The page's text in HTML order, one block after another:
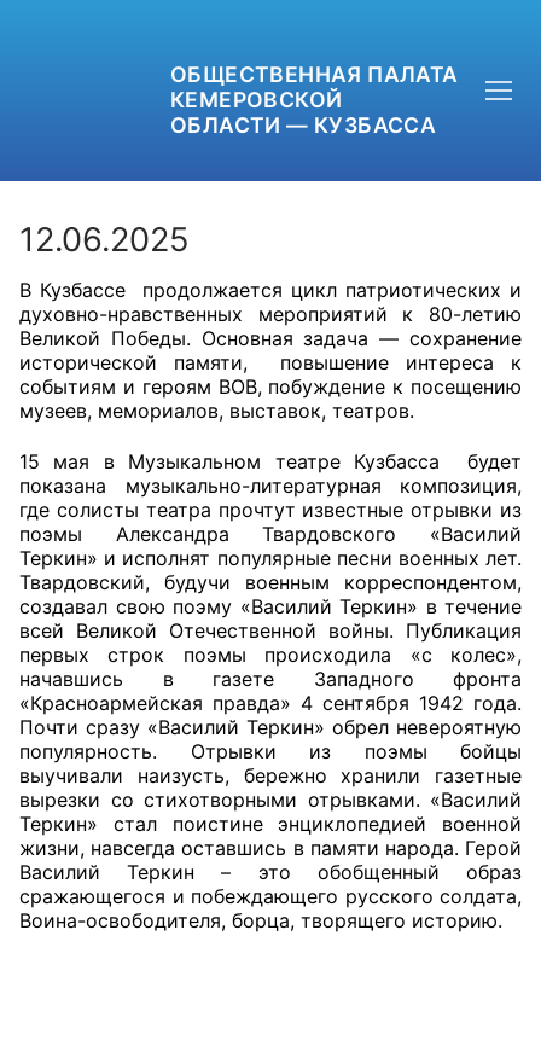
ОБЩЕСТВЕННАЯ ПАЛАТА
КЕМЕРОВСКОЙ
ОБЛАСТИ — КУЗБАССА
+7 (3842) 58-82-40
OPKO42@BK.RU
ОБРАТНАЯ СВЯЗЬ
Главная
Общественные советы
Общественные советы при территориальных
органах федеральных органов
исполнительной власти
Общественные советы по проведению
независимой оценки качества условий
оказания услуг
О Палате
12.06.2025
В Кузбассе продолжается цикл патриотических и
духовно-нравственных мероприятий к 80-летию
Великой Победы. Основная задача — сохранение
исторической памяти, повышение интереса к
событиям и героям ВОВ, побуждение к посещению
музеев, мемориалов, выставок, театров.
15 мая в Музыкальном театре Кузбасса будет
показана музыкально-литературная композиция,
где солисты театра прочтут известные отрывки из
поэмы Александра Твардовского «Василий
Теркин» и исполнят популярные песни военных лет.
Твардовский, будучи военным корреспондентом,
создавал свою поэму «Василий Теркин» в течение
всей Великой Отечественной войны. Публикация
первых строк поэмы происходила «с колес»,
начавшись в газете Западного фронта
«Красноармейская правда» 4 сентября 1942 года.
Почти сразу «Василий Теркин» обрел невероятную
популярность. Отрывки из поэмы бойцы
выучивали наизусть, бережно хранили газетные
вырезки со стихотворными отрывками. «Василий
Теркин» стал поистине энциклопедией военной
жизни, навсегда оставшись в памяти народа. Герой
Василий Теркин – это обобщенный образ
сражающегося и побеждающего русского солдата,
Воина-освободителя, борца, творящего историю.